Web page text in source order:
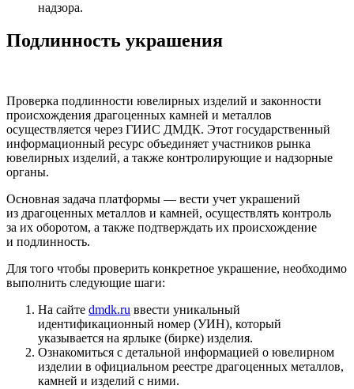
надзора.
Подлинность украшения
Проверка подлинности ювелирных изделий и законности
происхождения драгоценных камней и металлов
осуществляется через ГИИС ДМДК. Этот государственный
информационный ресурс объединяет участников рынка
ювелирных изделий, а также контролирующие и надзорные
органы.
Основная задача платформы — вести учет украшений
из драгоценных металлов и камней, осуществлять контроль
за их оборотом, а также подтверждать их происхождение
и подлинность.
Для того чтобы проверить конкретное украшение, необходимо
выполнить следующие шаги:
На сайте dmdk.ru ввести уникальный
идентификационный номер (УИН), который
указывается на ярлыке (бирке) изделия.
Ознакомиться с детальной информацией о ювелирном
изделии в официальном реестре драгоценных металлов,
камней и изделий с ними.